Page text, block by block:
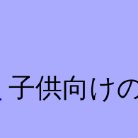
子供向け